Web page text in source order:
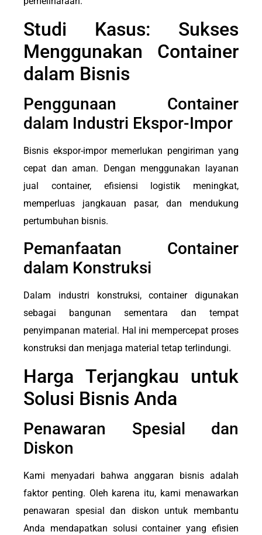
Studi Kasus: Sukses
Menggunakan Container
dalam Bisnis
Penggunaan Container
dalam Industri Ekspor-Impor
Bisnis ekspor-impor memerlukan pengiriman yang
cepat dan aman. Dengan menggunakan layanan
jual container, efisiensi logistik meningkat,
memperluas jangkauan pasar, dan mendukung
pertumbuhan bisnis.
Pemanfaatan Container
dalam Konstruksi
Dalam industri konstruksi, container digunakan
sebagai bangunan sementara dan tempat
penyimpanan material. Hal ini mempercepat proses
konstruksi dan menjaga material tetap terlindungi.
Harga Terjangkau untuk
Solusi Bisnis Anda
Penawaran Spesial dan
Diskon
Kami menyadari bahwa anggaran bisnis adalah
faktor penting. Oleh karena itu, kami menawarkan
penawaran spesial dan diskon untuk membantu
Anda mendapatkan solusi container yang efisien